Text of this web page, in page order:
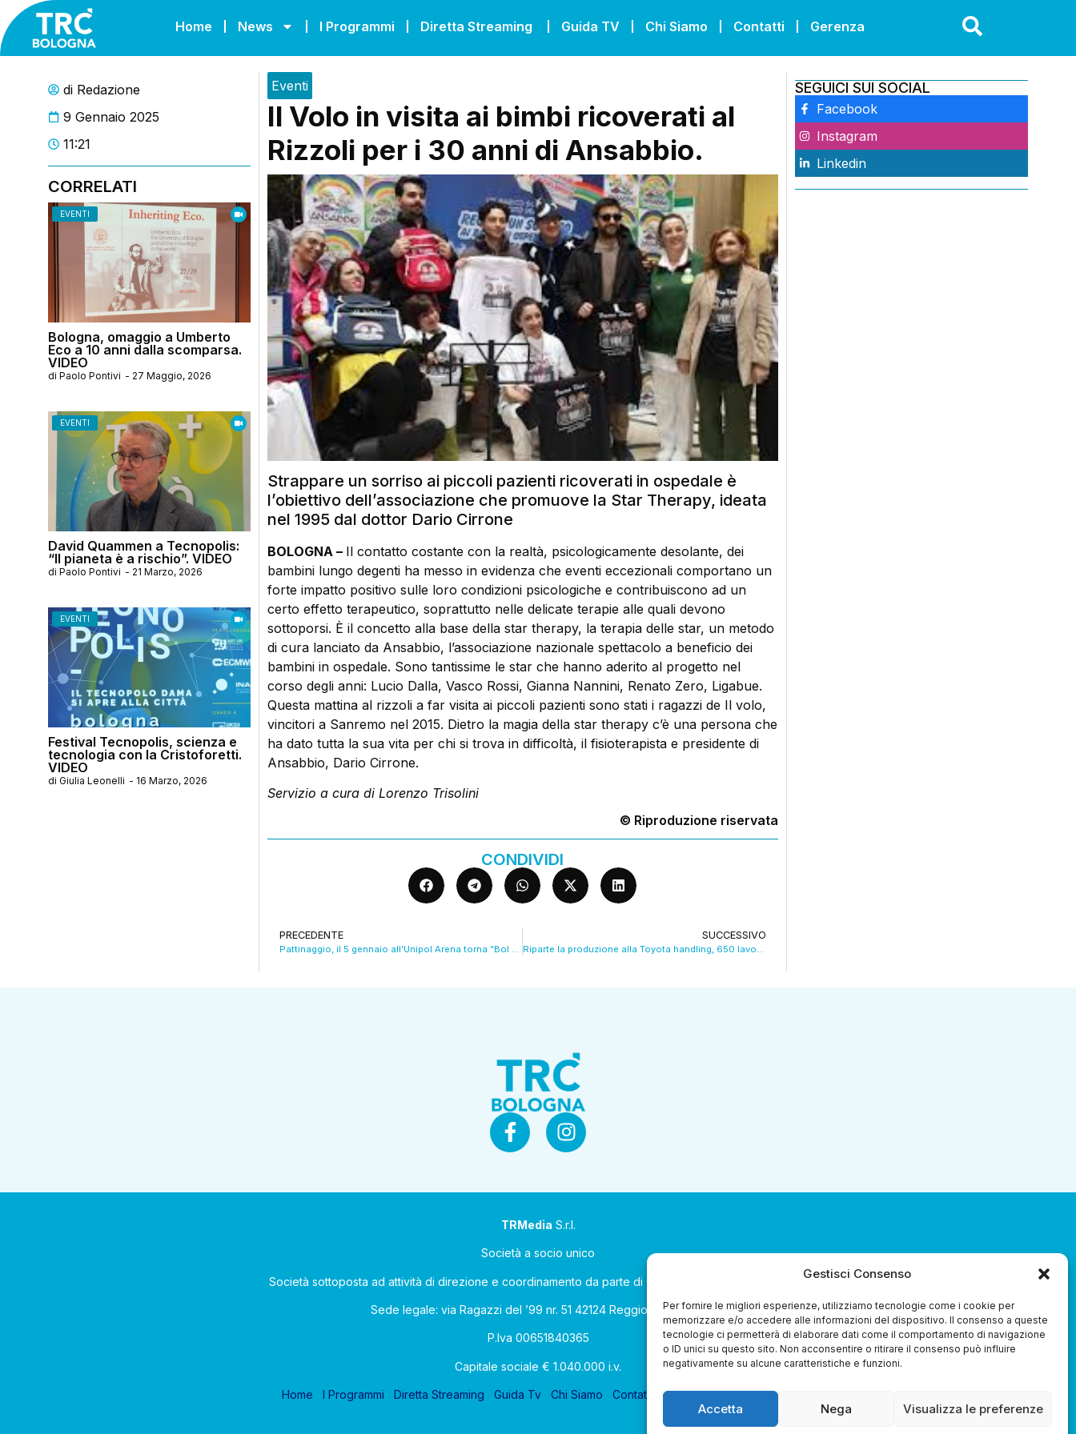
Gestisci Consenso
Per fornire le migliori esperienze, utilizziamo tecnologie come i cookie per
memorizzare e/o accedere alle informazioni del dispositivo. Il consenso a queste
tecnologie ci permetterà di elaborare dati come il comportamento di navigazione
o ID unici su questo sito. Non acconsentire o ritirare il consenso può influire
negativamente su alcune caratteristiche e funzioni.
Accetta Nega Visualizza le preferenze
Home News I Programmi Diretta Streaming Guida TV Chi Siamo Contatti Gerenza
di Redazione
9 Gennaio 2025
11:21
CORRELATI
EVENTI
Bologna, omaggio a Umberto
Eco a 10 anni dalla scomparsa.
VIDEO
di Paolo Pontivi - 27 Maggio, 2026
EVENTI
David Quammen a Tecnopolis:
“Il pianeta è a rischio”. VIDEO
di Paolo Pontivi - 21 Marzo, 2026
EVENTI
Festival Tecnopolis, scienza e
tecnologia con la Cristoforetti.
VIDEO
di Giulia Leonelli - 16 Marzo, 2026
Eventi
Il Volo in visita ai bimbi ricoverati al
Rizzoli per i 30 anni di Ansabbio.
Strappare un sorriso ai piccoli pazienti ricoverati in ospedale è
l’obiettivo dell’associazione che promuove la Star Therapy, ideata
nel 1995 dal dottor Dario Cirrone
BOLOGNA – Il contatto costante con la realtà, psicologicamente desolante, dei
bambini lungo degenti ha messo in evidenza che eventi eccezionali comportano un
forte impatto positivo sulle loro condizioni psicologiche e contribuiscono ad un
certo effetto terapeutico, soprattutto nelle delicate terapie alle quali devono
sottoporsi. È il concetto alla base della star therapy, la terapia delle star, un metodo
di cura lanciato da Ansabbio, l’associazione nazionale spettacolo a beneficio dei
bambini in ospedale. Sono tantissime le star che hanno aderito al progetto nel
corso degli anni: Lucio Dalla, Vasco Rossi, Gianna Nannini, Renato Zero, Ligabue.
Questa mattina al rizzoli a far visita ai piccoli pazienti sono stati i ragazzi de Il volo,
vincitori a Sanremo nel 2015. Dietro la magia della star therapy c’è una persona che
ha dato tutta la sua vita per chi si trova in difficoltà, il fisioterapista e presidente di
Ansabbio, Dario Cirrone.
Servizio a cura di Lorenzo Trisolini
© Riproduzione riservata
CONDIVIDI
PRECEDENTE
Pattinaggio, il 5 gennaio all’Unipol Arena torna “Bol on ice”. VIDEO
SUCCESSIVO
Riparte la produzione alla Toyota handling, 650 lavoratori tornano in azienda. VIDEO
SEGUICI SUI SOCIAL
Facebook
Instagram
Linkedin
TRMedia S.r.l.
Società a socio unico
Società sottoposta ad attività di direzione e coordinamento da parte di Coop Alleanza 3.0 Soc. Coop.
Sede legale: via Ragazzi del ’99 nr. 51 42124 Reggio Emilia (RE)
P.Iva 00651840365
Capitale sociale € 1.040.000 i.v.
Home I Programmi Diretta Streaming Guida Tv Chi Siamo Contatti Gerenza Whistleblowing